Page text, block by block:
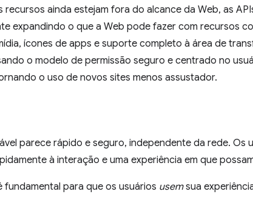
recursos ainda estejam fora do alcance da Web, as
expandindo o que a Web pode fazer com recursos
ícones de apps e suporte completo à área de
o modelo de permissão seguro e centrado no
o uso de novos sites menos assustador.
parece rápido e seguro, independente da rede. Os
à interação e uma experiência em que
fundamental para que os usuários usemsua